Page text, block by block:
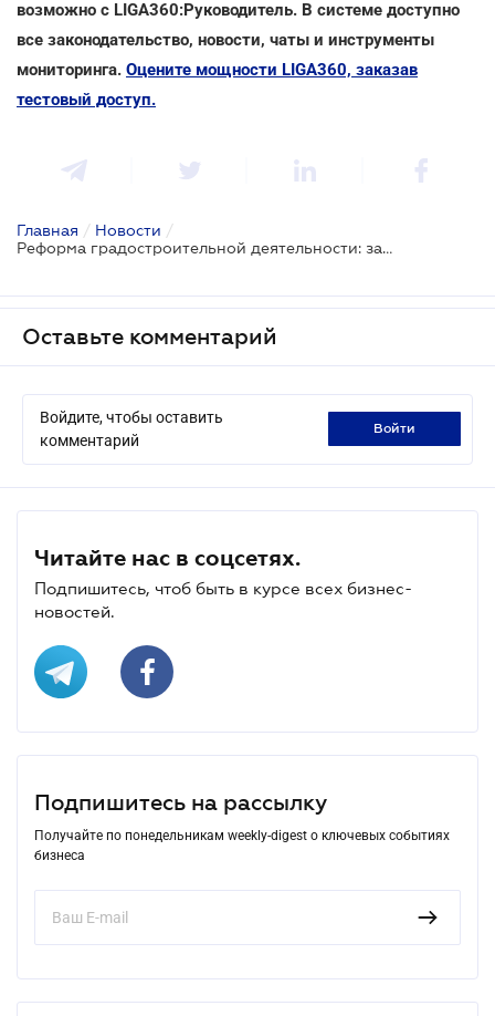
возможно с LIGA360:Руководитель. В системе доступно
все законодательство, новости, чаты и инструменты
мониторинга. Оцените мощности LIGA360, заказав
тестовый доступ.
Главная / Новости /
Реформа градостроительной деятельности: зарегистрирован проект
Оставьте комментарий
Войдите, чтобы оставить
комментарий
войти
Читайте нас в соцсетях.
Подпишитесь, чтоб быть в курсе всех бизнес-
новостей.
Подпишитесь на рассылку
Получайте по понедельникам weekly-digest о ключевых событиях
бизнеса